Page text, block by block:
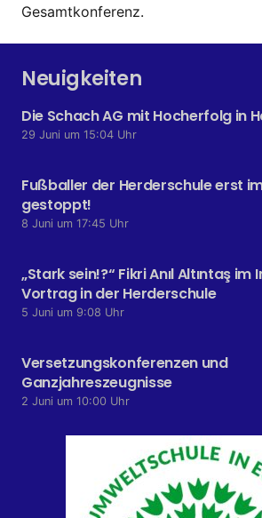
Gesamtkonferenz.
Neuigkeiten
Die Schach AG mit Hocherfolg in
29 Juni um 15:04 Uhr
Fußballer der Herderschule erst
gestoppt!
8 Juni um 17:45 Uhr
„Stark sein!?“ Fikri Anıl Altıntaş
Vortrag in der Herderschule
5 Juni um 9:08 Uhr
Versetzungskonferenzen und
Ganzjahreszeugnisse
2 Juni um 10:00 Uhr